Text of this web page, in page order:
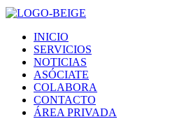
INICIO
SERVICIOS
NOTICIAS
ASÓCIATE
COLABORA
CONTACTO
ÁREA PRIVADA